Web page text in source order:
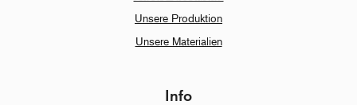
Unsere Produktion
Unsere Materialien
Info